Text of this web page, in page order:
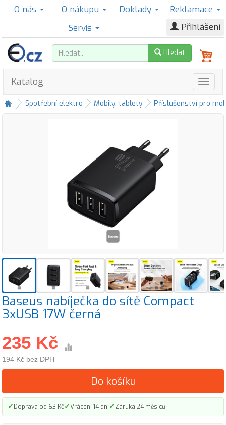
O nás O nákupu Doklady
Reklamace
Servis
Přihlášení
Hledat
Katalog
Spotřební elektro Mobily, tablety Příslušenství pro
Baseus nabíječka do sítě Compact
3xUSB 17W černá
235 Kč
194 Kč bez DPH
Do košíku
✓Doprava od 63 Kč✓Vrácení 14 dní✓Záruka 24 měsíců